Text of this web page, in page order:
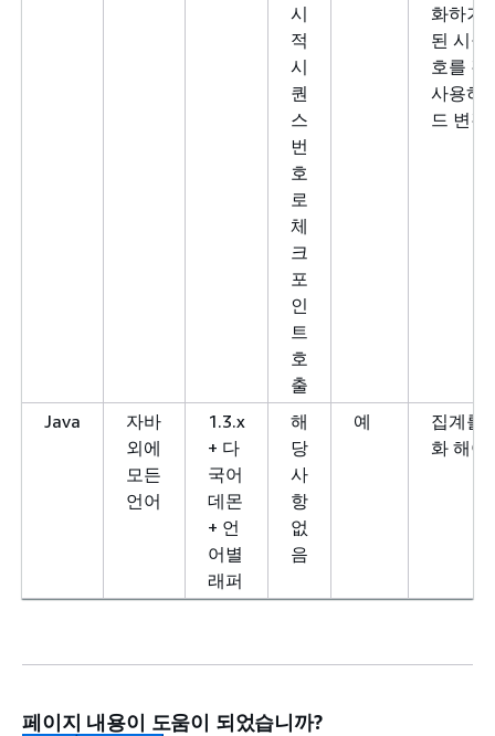
시
적
시
퀀
스
번
호
로
체
크
포
인
트
호
출
화하거
된 시퀀
호를 검
사용하
드 변경.
Java
자바
외에
모든
언어
1.3.x
+ 다
국어
데몬
+ 언
어별
래퍼
해
당
사
항
없
음
예
집계를
화 해야
페이지 내용이 도움이 되었습니까?